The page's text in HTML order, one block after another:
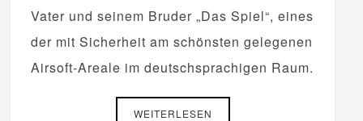
Vater und seinem Bruder „Das Spiel“, eines
der mit Sicherheit am schönsten gelegenen
Airsoft-Areale im deutschsprachigen Raum.
WEITERLESEN